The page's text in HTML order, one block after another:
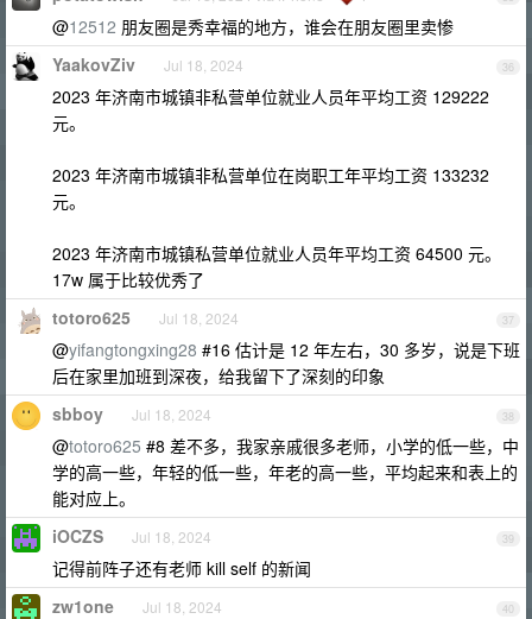
@12512 朋友圈是秀幸福的地方，谁会在朋友圈里卖惨
36
YaakovZiv Jul 18, 2024
2023 年济南市城镇非私营单位就业人员年平均工资 129222
元。
2023 年济南市城镇非私营单位在岗职工年平均工资 133232
元。
2023 年济南市城镇私营单位就业人员年平均工资 64500 元。
17w 属于比较优秀了
37
totoro625 Jul 18, 2024
@yifangtongxing28 #16 估计是 12 年左右，30 多岁，说是下班
后在家里加班到深夜，给我留下了深刻的印象
38
sbboy Jul 18, 2024
@totoro625 #8 差不多，我家亲戚很多老师，小学的低一些，中
学的高一些，年轻的低一些，年老的高一些，平均起来和表上的
能对应上。
39
iOCZS Jul 18, 2024
记得前阵子还有老师 kill self 的新闻
40
zw1one Jul 18, 2024